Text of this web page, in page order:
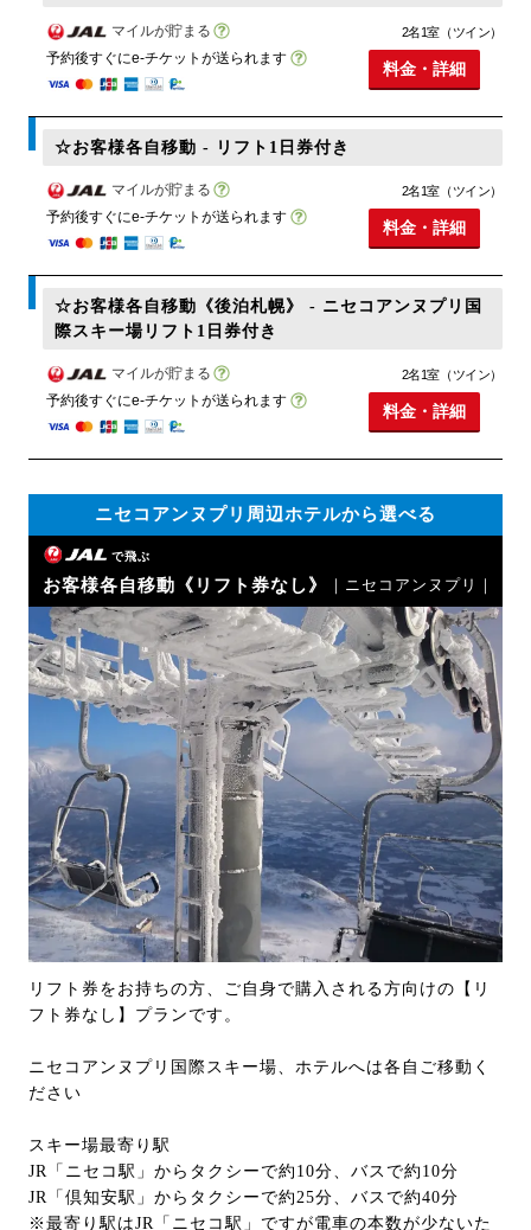
マイルが貯まる
予約後すぐにe-チケットが送られます
2名1室（ツイン）
料金・詳細
☆お客様各自移動 - リフト1日券付き
マイルが貯まる
予約後すぐにe-チケットが送られます
2名1室（ツイン）
料金・詳細
☆お客様各自移動《後泊札幌》 - ニセコアンヌプリ国
際スキー場リフト1日券付き
マイルが貯まる
予約後すぐにe-チケットが送られます
2名1室（ツイン）
料金・詳細
ニセコアンヌプリ周辺ホテルから選べる
で飛ぶ
お客様各自移動《リフト券なし》 ｜ニセコアンヌプリ｜
リフト券をお持ちの方、ご自身で購入される方向けの【リ
フト券なし】プランです。
ニセコアンヌプリ国際スキー場、ホテルへは各自ご移動く
ださい
スキー場最寄り駅
JR「ニセコ駅」からタクシーで約10分、バスで約10分
JR「倶知安駅」からタクシーで約25分、バスで約40分
※最寄り駅はJR「ニセコ駅」ですが電車の本数が少ないた